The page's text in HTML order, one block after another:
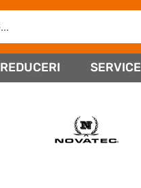
REDUCERI SERVICE